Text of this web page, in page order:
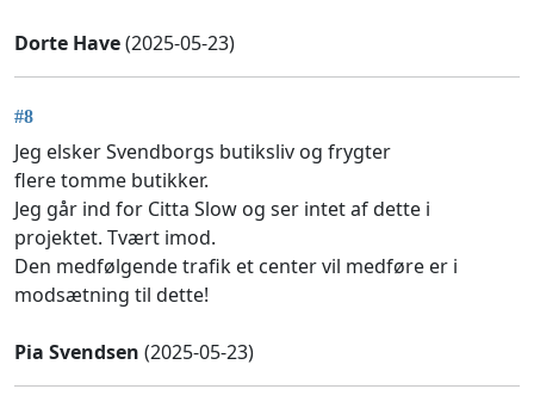
Dorte Have(2025-05-23)
#8
Jeg elsker Svendborgs butiksliv og frygter
flere tomme butikker.
Jeg går ind for Citta Slow og ser intet af dette i
projektet. Tvært imod.
Den medfølgende trafik et center vil medføre er i
modsætning til dette!
Pia Svendsen (2025-05-23)